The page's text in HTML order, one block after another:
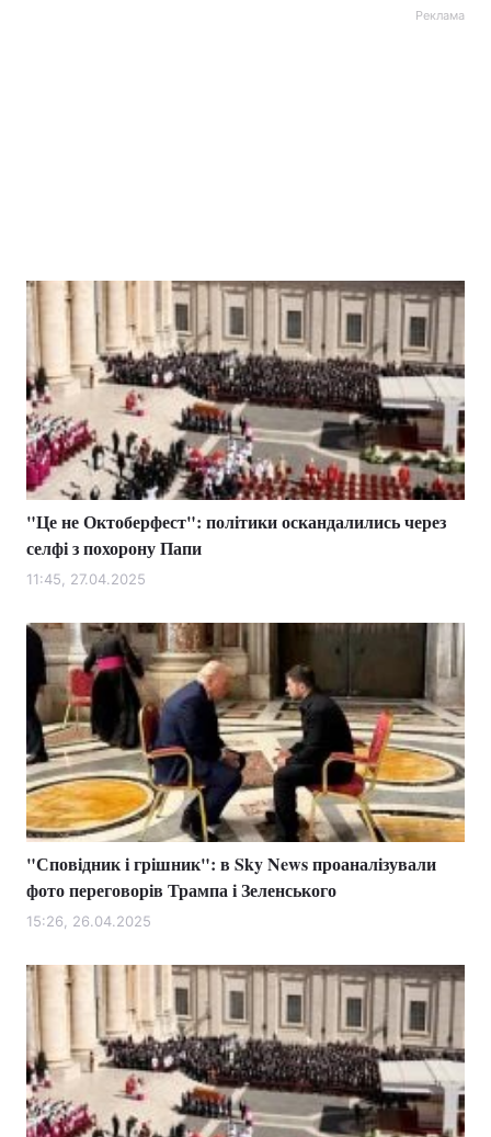
Реклама
"Це не Октоберфест": політики оскандалились через
селфі з похорону Папи
11:45, 27.04.2025
"Сповідник і грішник": в Sky News проаналізували
фото переговорів Трампа і Зеленського
15:26, 26.04.2025